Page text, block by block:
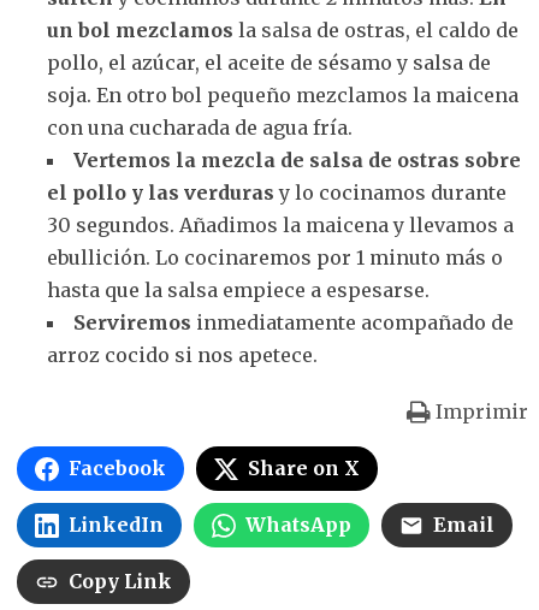
un bol mezclamos la salsa de ostras, el caldo de
pollo, el azúcar, el aceite de sésamo y salsa de
soja. En otro bol pequeño mezclamos la maicena
con una cucharada de agua fría.
Vertemos la mezcla de salsa de ostras sobre
el pollo y las verduras y lo cocinamos durante
30 segundos. Añadimos la maicena y llevamos a
ebullición. Lo cocinaremos por 1 minuto más o
hasta que la salsa empiece a espesarse.
Serviremos inmediatamente acompañado de
arroz cocido si nos apetece.
Imprimir
Facebook Share on X
LinkedIn WhatsApp Email
Copy Link